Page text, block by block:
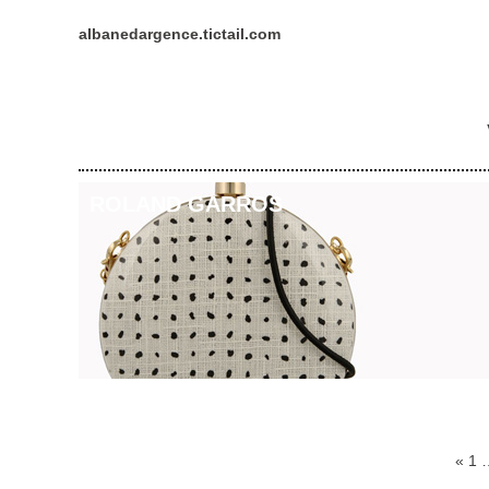
albanedargence.tictail.com
ROLAND GARROS
« 1